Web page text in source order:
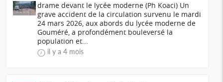
drame devant le lycée moderne (Ph Koaci) Un
grave accident de la circulation survenu le mardi
24 mars 2026, aux abords du lycée moderne de
Gouméré, a profondément bouleversé la
population et...
il y a 4 mois